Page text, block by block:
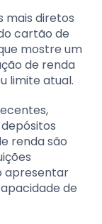
mais diretos
cartão de
mostre um
de renda
limite atual.
renda são
apresentar
de